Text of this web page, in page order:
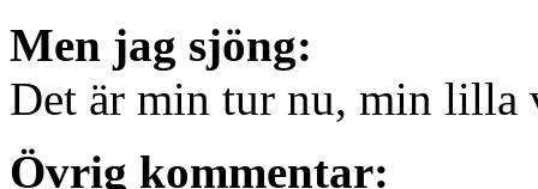
Men jag sjöng:
Det är min tur nu, min lilla
Övrig kommentar: